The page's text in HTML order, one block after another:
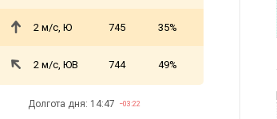
2 м/с, Ю 745 35%
2 м/с, ЮВ 744 49%
Долгота дня: 14:47 −03:22